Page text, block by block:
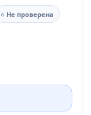
○ Не проверена